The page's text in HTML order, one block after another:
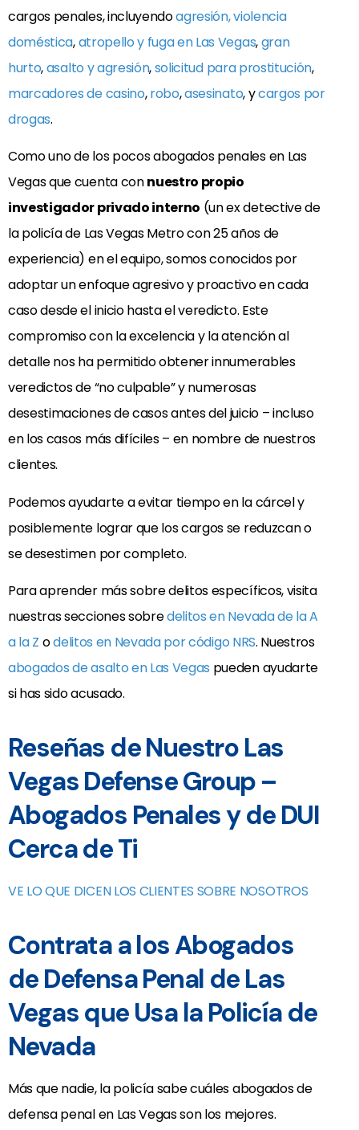
cargos penales, incluyendoagresión, violencia
doméstica,atropello y fuga en Las Vegas,gran
hurto,asalto y agresión,solicitud para prostitución,
marcadores de casino,robo,asesinato, ycargos por
drogas.
Como uno de los pocos abogados penales en Las
Vegas que cuenta connuestro propio
investigador privado interno (un ex detective de
la policía de Las Vegas Metro con 25 años de
experiencia) en el equipo, somos conocidos por
adoptar un enfoque agresivo y proactivo en cada
caso desde el inicio hasta el veredicto. Este
compromiso con la excelencia y la atención al
detalle nos ha permitido obtener innumerables
veredictos de “no culpable” y numerosas
desestimaciones de casos antes del juicio – incluso
en los casos más difíciles – en nombre de nuestros
clientes.
Podemos ayudarte a evitar tiempo en la cárcel y
posiblemente lograr que los cargos se reduzcan o
se desestimen por completo.
Para aprender más sobre delitos específicos, visita
nuestras secciones sobredelitos en Nevada de la A
a la Z odelitos en Nevada por código NRS. Nuestros
abogados de asalto en Las Vegas pueden ayudarte
si has sido acusado.
Reseñas de Nuestro Las
Vegas Defense Group –
Abogados Penales y de DUI
Cerca de Ti
VE LO QUE DICEN LOS CLIENTES SOBRE NOSOTROS
Contrata a los Abogados
de Defensa Penal de Las
Vegas que Usa la Policía de
Nevada
Más que nadie, la policía sabe cuáles abogados de
defensa penal en Las Vegas son los mejores.